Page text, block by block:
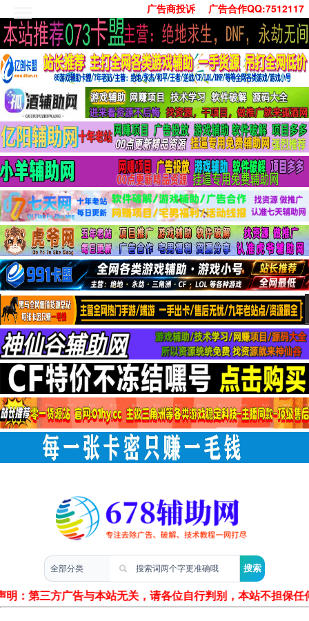
广告商投诉 广告合作QQ:7512117
首页
技术学习
安卓绿化
单机游戏
社交娱乐
系统工具
活动线报
常用办公
源码收集
值得一看
两性情感
声明：第三方广告与本站无关，请各位自行判别，本站不担保